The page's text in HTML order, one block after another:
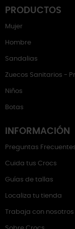
PRODUCTOS
Mujer
Hombre
Sandalias
Zuecos Sanitarios -
Niños
Botas
INFORMACIÓN
Preguntas
Cuida tus Crocs
Guías de tallas
Localiza tu tienda
Trabaja con nosotros